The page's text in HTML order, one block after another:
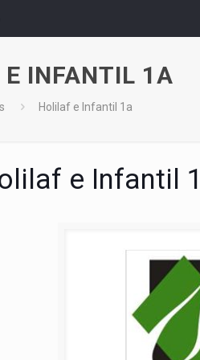
E INFANTIL 1A
Holilaf e Infantil 1a
e Infantil